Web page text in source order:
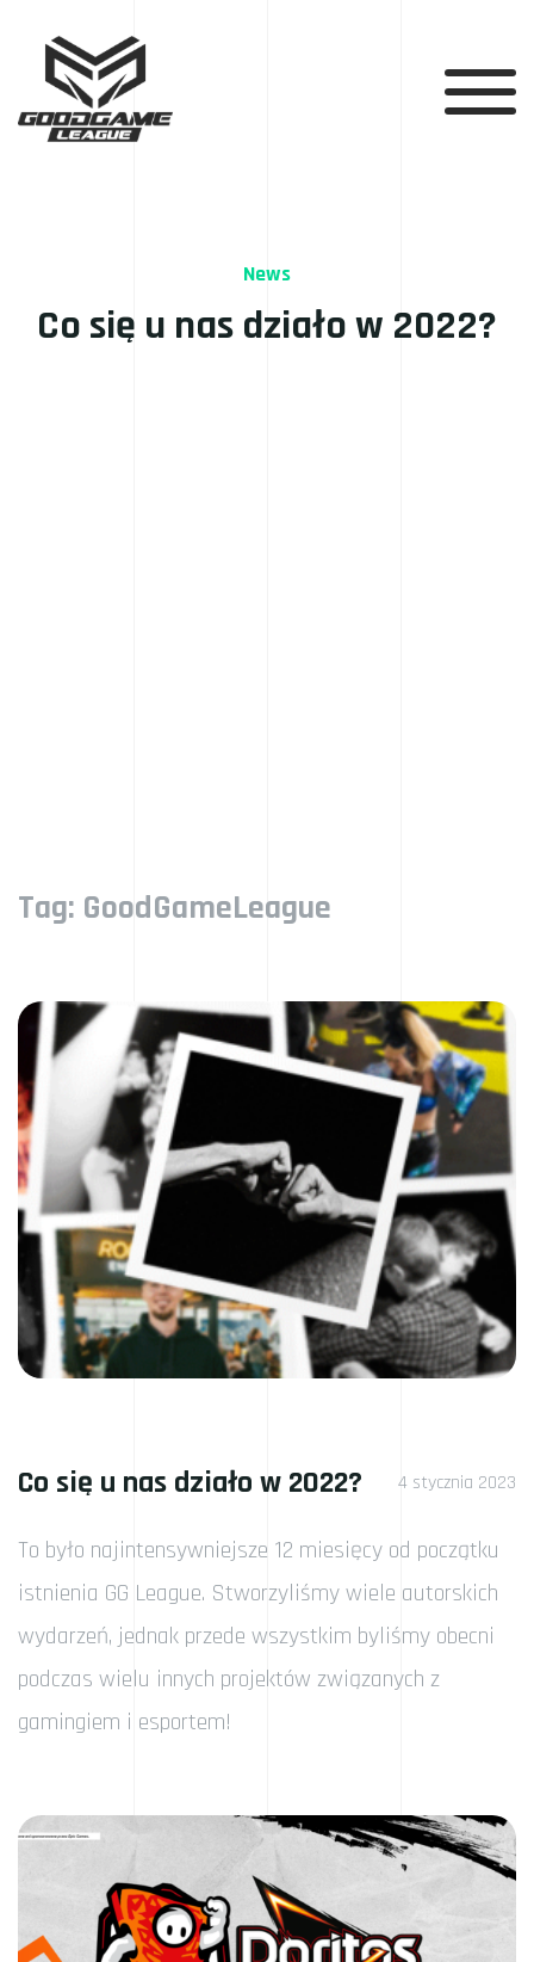
News
Co się u nas działo w 2022?
Tag: GoodGameLeague
Co się u nas działo w 2022? 4 stycznia 2023
To było najintensywniejsze 12 miesięcy od początku
istnienia GG League. Stworzyliśmy wiele autorskich
wydarzeń, jednak przede wszystkim byliśmy obecni
podczas wielu innych projektów związanych z
gamingiem i esportem!